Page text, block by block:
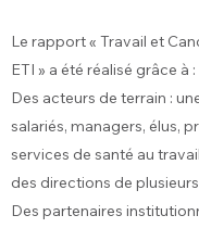
Le rapport « Travail et
ETI » a été réalisé grâce à :
Des acteurs de terrain :
salariés, managers, élus,
services de santé au
des directions de
Des partenaires